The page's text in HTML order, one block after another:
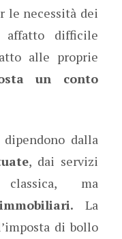
le necessità dei
affatto difficile
alle proprie
un conto
dalla
, dai servizi
classica, ma
La
di bollo